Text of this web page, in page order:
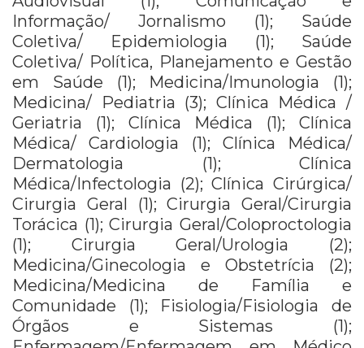
Informação/ Jornalismo (1); Saúde
Coletiva/ Epidemiologia (1); Saúde
Coletiva/ Política, Planejamento e Gestão
em Saúde (1); Medicina/Imunologia (1);
Medicina/ Pediatria (3); Clínica Médica /
Geriatria (1); Clínica Médica (1); Clínica
Médica/ Cardiologia (1); Clínica Médica/
Dermatologia (1); Clínica
Médica/Infectologia (2); Clínica Cirúrgica/
Cirurgia Geral (1); Cirurgia Geral/Cirurgia
Torácica (1); Cirurgia Geral/Coloproctologia
(1); Cirurgia Geral/Urologia (2);
Medicina/Ginecologia e Obstetrícia (2);
Medicina/Medicina de Família e
Comunidade (1); Fisiologia/Fisiologia de
Órgãos e Sistemas (1);